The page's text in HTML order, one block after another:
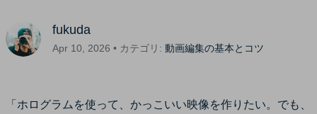
サポート
AIヒント
活用法
Filmoraのユーザー層
動画編集のコツ
サポート
fukuda
Apr 10, 2026 • カテゴリ: 動画編集の基本とコツ
「ホログラムを使って、かっこいい映像を作りたい。でも、